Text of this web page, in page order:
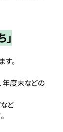
す。
年度末などの
ど